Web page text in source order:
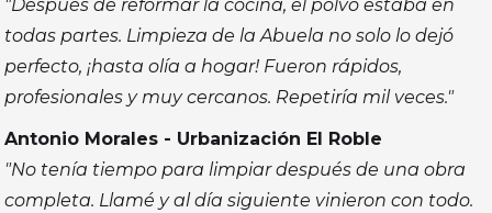
"Después de reformar la cocina, el polvo estaba en
todas partes. Limpieza de la Abuela no solo lo dejó
perfecto, ¡hasta olía a hogar! Fueron rápidos,
profesionales y muy cercanos. Repetiría mil veces."
Antonio Morales - Urbanización El Roble
"No tenía tiempo para limpiar después de una obra
completa. Llamé y al día siguiente vinieron con todo.